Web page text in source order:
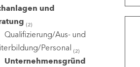
und
(2)
Qualifizierung/Aus- und
Personal (2)
Unternehmensgründ